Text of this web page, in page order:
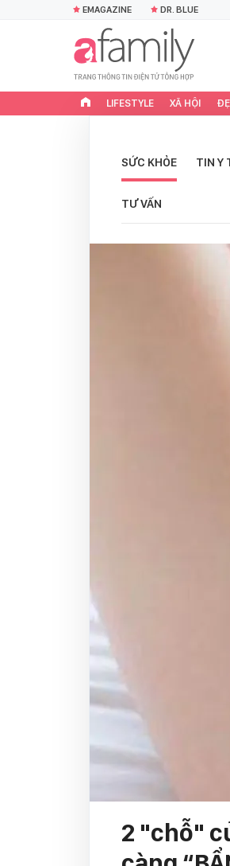
EMAGAZINE DR. BLUE
LIFESTYLE XÃ HỘI
SỨC KHỎE TIN Y
TƯ VẤN
2 "chỗ"